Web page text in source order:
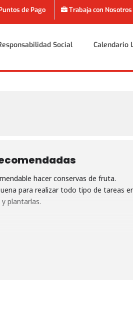
de Pago Trabaja con Nosotros
Social Calendario
Social Calendario
hacer conservas de fruta.
para realizar todo tipo de tareas
plantarlas.